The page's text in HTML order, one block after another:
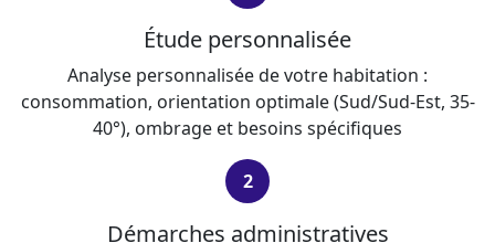
Étude personnalisée
Analyse personnalisée de votre habitation :
consommation, orientation optimale (Sud/Sud-Est, 35-
40°), ombrage et besoins spécifiques
2
Démarches administratives